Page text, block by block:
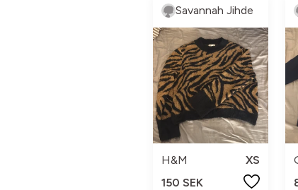
Savannah Jihde
H&M
XS
150 SEK